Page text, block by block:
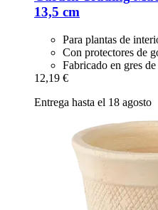
13,5 cm
Para plantas de
Con protectores de
Fabricado en gres
12,19 €
Entrega hasta el 18 agosto